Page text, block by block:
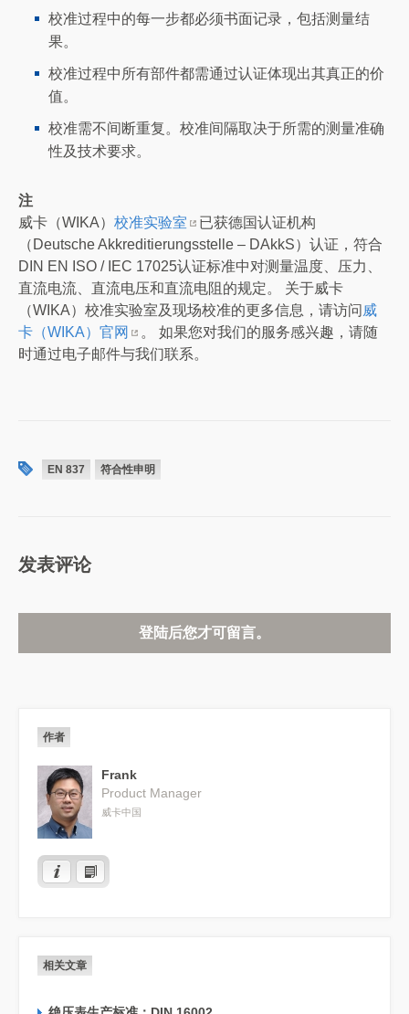
校准过程中的每一步都必须书面记录，包括测量结
果。
校准过程中所有部件都需通过认证体现出其真正的价
值。
校准需不间断重复。校准间隔取决于所需的测量准确
性及技术要求。
注
威卡（WIKA） 校准实验室
已获德国认证机构
（Deutsche Akkreditierungsstelle – DAkkS）认证，符合
DIN EN ISO / IEC 17025认证标准中对测量温度、压力、
直流电流、直流电压和直流电阻的规定。 关于威卡
（WIKA）校准实验室及现场校准的更多信息，请访问 威
卡（WIKA）官网
。 如果您对我们的服务感兴趣，请随
时通过电子邮件与我们联系。
EN 837 符合性申明
发表评论
登陆后您才可留言。
作者
Frank
Product Manager
威卡中国
相关文章